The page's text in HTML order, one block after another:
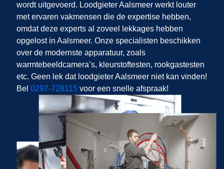
wordt uitgevoerd. Loodgieter Aalsmeer werkt louter
met ervaren vakmensen die de expertise hebben,
omdat deze experts al zoveel lekkages hebben
opgelost in Aalsmeer. Onze specialisten beschikken
over de modernste apparatuur, zoals
warmtebeeldcamera’s, kleurstoftesten, rookgastesten
etc. Geen lek dat loodgieter Aalsmeer niet kan vinden!
Bel 0297-728115voor een snelle afspraak!